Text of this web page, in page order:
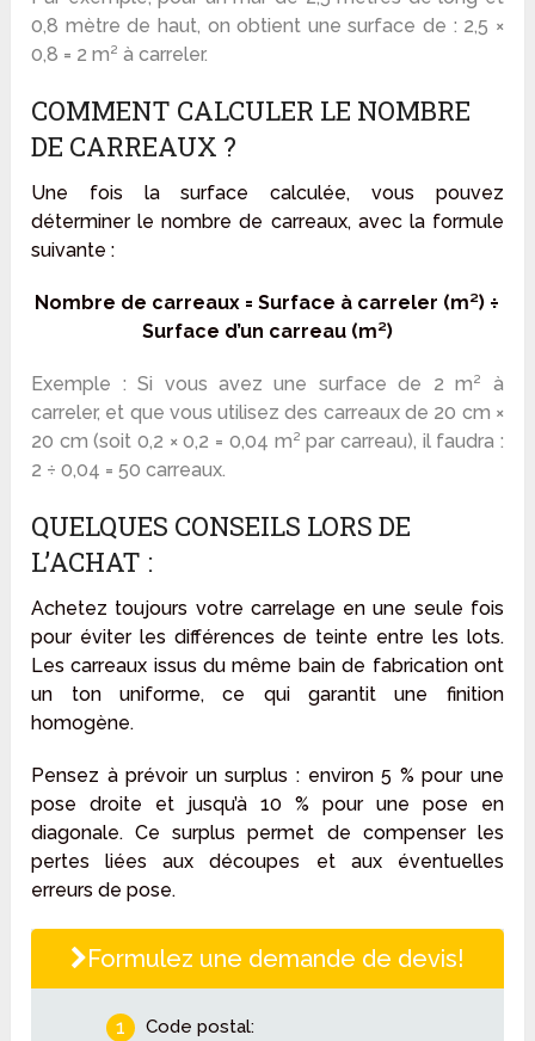
0,8 mètre de haut, on obtient une surface de : 2,5 ×
0,8 = 2 m² à carreler.
COMMENT CALCULER LE NOMBRE
DE CARREAUX ?
Une fois la surface calculée, vous pouvez
déterminer le nombre de carreaux, avec la formule
suivante :
Nombre de carreaux = Surface à carreler (m²) ÷
Surface d’un carreau (m²)
Exemple : Si vous avez une surface de 2 m² à
carreler, et que vous utilisez des carreaux de 20 cm ×
20 cm (soit 0,2 × 0,2 = 0,04 m² par carreau), il faudra :
2 ÷ 0,04 = 50 carreaux.
QUELQUES CONSEILS LORS DE
L’ACHAT :
Achetez toujours votre carrelage en une seule fois
pour éviter les différences de teinte entre les lots.
Les carreaux issus du même bain de fabrication ont
un ton uniforme, ce qui garantit une finition
homogène.
Pensez à prévoir un surplus : environ 5 % pour une
pose droite et jusqu’à 10 % pour une pose en
diagonale. Ce surplus permet de compenser les
pertes liées aux découpes et aux éventuelles
erreurs de pose.
Formulez une demande de devis!
1 Code postal: